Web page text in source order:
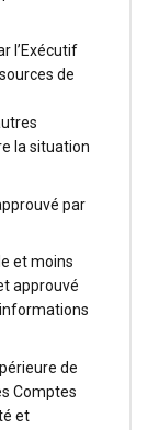
l’Exécutif
de
la situation
par
et moins
approuvé
de
Comptes
et